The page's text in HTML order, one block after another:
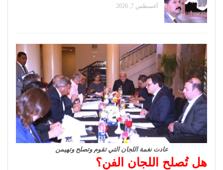
أغسطس 7, 2026
عادت نغمة اللجان التي تقوم وتصلح وتهيمن
هل تُصلح اللجان الفن؟